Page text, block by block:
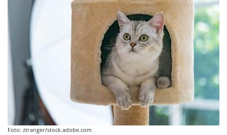
Foto: ztranger/stock.adobe.com